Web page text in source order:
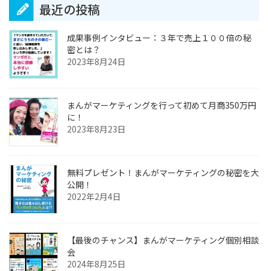
最近の投稿
成果事例インタビュー：３年で売上１００倍の秘
密とは？
2023年8月24日
まんがマーケティングを行って初めて月商350万円
に！
2023年8月23日
無料プレゼント！まんがマーケティングの秘密を大
公開！
2022年2月4日
【最後のチャンス】まんがマーケティング個別相談
会
2024年8月25日